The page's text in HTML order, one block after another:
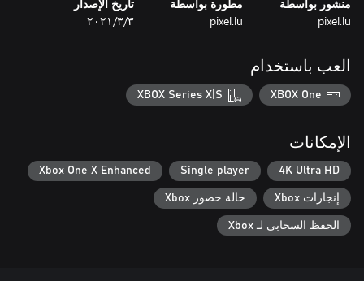
• A beautiful original soundtrack by Alexander Falinski
منشور بواسطة
pixel.lu
مطورة بواسطة
pixel.lu
تاريخ الإصدار
٣‏/٣‏/٢٠٢١
العب باستخدام
XBOX One
XBOX Series X|S
الإمكانات
4K Ultra HD
Single player
Xbox One X Enhanced
إنجازات Xbox حالة حضور Xbox
الحفظ السحابي لـ Xbox